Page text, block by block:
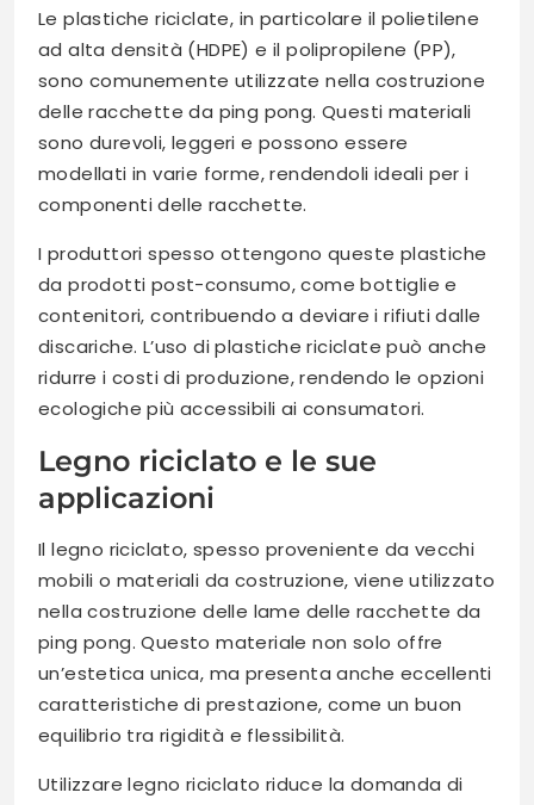
Le plastiche riciclate, in particolare il polietilene
ad alta densità (HDPE) e il polipropilene (PP),
sono comunemente utilizzate nella costruzione
delle racchette da ping pong. Questi materiali
sono durevoli, leggeri e possono essere
modellati in varie forme, rendendoli ideali per i
componenti delle racchette.
I produttori spesso ottengono queste plastiche
da prodotti post-consumo, come bottiglie e
contenitori, contribuendo a deviare i rifiuti dalle
discariche. L’uso di plastiche riciclate può anche
ridurre i costi di produzione, rendendo le opzioni
ecologiche più accessibili ai consumatori.
Legno riciclato e le sue
applicazioni
Il legno riciclato, spesso proveniente da vecchi
mobili o materiali da costruzione, viene utilizzato
nella costruzione delle lame delle racchette da
ping pong. Questo materiale non solo offre
un’estetica unica, ma presenta anche eccellenti
caratteristiche di prestazione, come un buon
equilibrio tra rigidità e flessibilità.
Utilizzare legno riciclato riduce la domanda di